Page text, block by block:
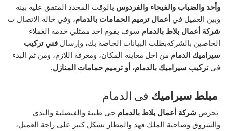
وأحد والضباب والفيحاء والفردوس بالوقت المحدد المتفق عليه بينه
وبين العميل فيأعمال ترميم الحمامات بالدمام، وفي حالة الاتصال ب
شركة أعمال بلاط بالدمام سوف يقوم احد ممثلي خدمة العملاء
الخاصين بالشركةبطلب البيانات الخاصة بك، وإرسالفني تركيب
سيراميك الدمام من اجل معاينة المكان، ومعرفة اللازم، ومن ثم البدء
فيتركيب سيراميك بالدمام، أو ترميم حمامات المنازل.
مبلط سيراميك فى الدمام
تحرص شركة أعمال بلاط بالدمام حى طيبة والفيصلية والندي
والشروق وضاحية الملك فهد والمطار بشكل كبير على راحة العميل،